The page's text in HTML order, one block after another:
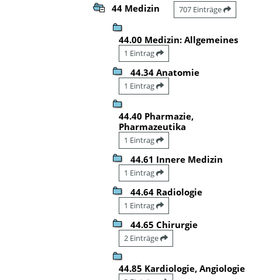
44 Medizin 707 Einträge
44.00 Medizin: Allgemeines
1 Eintrag
44.34 Anatomie
1 Eintrag
44.40 Pharmazie,
Pharmazeutika
1 Eintrag
44.61 Innere Medizin
1 Eintrag
44.64 Radiologie
1 Eintrag
44.65 Chirurgie
2 Einträge
44.85 Kardiologie, Angiologie